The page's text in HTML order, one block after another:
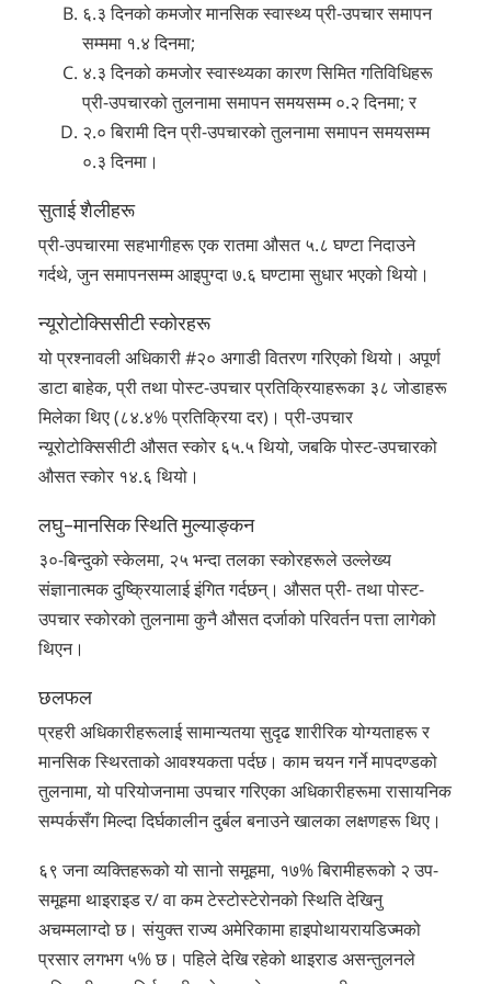
६.३ दिनको कमजोर मानसिक स्वास्थ्य प्री-उपचार समापन
सम्ममा १.४ दिनमा;
४.३ दिनको कमजोर स्वास्थ्यका कारण सिमित गतिविधिहरू
प्री-उपचारको तुलनामा समापन समयसम्म ०.२ दिनमा; र
२.० बिरामी दिन प्री-उपचारको तुलनामा समापन समयसम्म
०.३ दिनमा।
सुताई शैलीहरू
प्री-उपचारमा सहभागीहरू एक रातमा औसत ५.८ घण्टा निदाउने
गर्दथे, जुन समापनसम्म आइपुग्दा ७.६ घण्टामा सुधार भएको थियो।
न्यूरोटोक्सिसीटी स्कोरहरू
यो प्रश्नावली अधिकारी #२० अगाडी वितरण गरिएको थियो। अपूर्ण
डाटा बाहेक, प्री तथा पोस्ट-उपचार प्रतिक्रियाहरूका ३८ जोडाहरू
मिलेका थिए (८४.४% प्रतिक्रिया दर)। प्री-उपचार
न्यूरोटोक्सिसीटी औसत स्कोर ६५.५ थियो, जबकि पोस्ट-उपचारको
औसत स्कोर १४.६ थियो।
लघु-मानसिक स्थिति मुल्याङ्कन
३०-बिन्दुको स्केलमा, २५ भन्दा तलका स्कोरहरूले उल्लेख्य
संज्ञानात्मक दुष्क्रियालाई इंगित गर्दछन्। औसत प्री- तथा पोस्ट-
उपचार स्कोरको तुलनामा कुनै औसत दर्जाको परिवर्तन पत्ता लागेको
थिएन।
छलफल
प्रहरी अधिकारीहरूलाई सामान्यतया सुदृढ शारीरिक योग्यताहरू र
मानसिक स्थिरताको आवश्यकता पर्दछ। काम चयन गर्ने मापदण्डको
तुलनामा, यो परियोजनामा उपचार गरिएका अधिकारीहरूमा रासायनिक
सम्पर्कसँग मिल्दा दिर्घकालीन दुर्बल बनाउने खालका लक्षणहरू थिए।
६९ जना व्यक्तिहरूको यो सानो समूहमा, १७% बिरामीहरूको २ उप-
समूहमा थाइराइड र/ वा कम टेस्टोस्टेरोनको स्थिति देखिनु
अचम्मलाग्दो छ। संयुक्त राज्य अमेरिकामा हाइपोथायरायडिज्मको
प्रसार लगभग ५% छ। पहिले देखि रहेको थाइराड असन्तुलनले